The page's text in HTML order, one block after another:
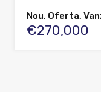
Nou, Oferta,
€270,000